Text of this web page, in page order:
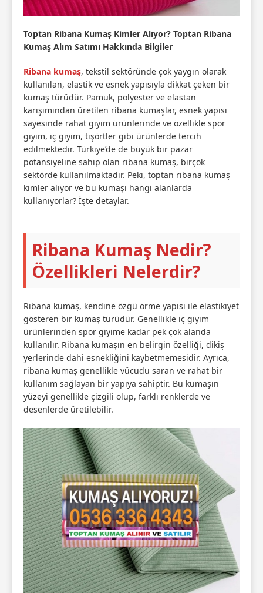
Toptan Ribana Kumaş Kimler Alıyor? Toptan Ribana
Kumaş Alım Satımı Hakkında Bilgiler
Ribana kumaş, tekstil sektöründe çok yaygın olarak
kullanılan, elastik ve esnek yapısıyla dikkat çeken bir
kumaş türüdür. Pamuk, polyester ve elastan
karışımından üretilen ribana kumaşlar, esnek yapısı
sayesinde rahat giyim ürünlerinde ve özellikle spor
giyim, iç giyim, tişörtler gibi ürünlerde tercih
edilmektedir. Türkiye’de de büyük bir pazar
potansiyeline sahip olan ribana kumaş, birçok
sektörde kullanılmaktadır. Peki, toptan ribana kumaş
kimler alıyor ve bu kumaşı hangi alanlarda
kullanıyorlar? İşte detaylar.
Ribana Kumaş Nedir?
Özellikleri Nelerdir?
Ribana kumaş, kendine özgü örme yapısı ile elastikiyet
gösteren bir kumaş türüdür. Genellikle iç giyim
ürünlerinden spor giyime kadar pek çok alanda
kullanılır. Ribana kumaşın en belirgin özelliği, dikiş
yerlerinde dahi esnekliğini kaybetmemesidir. Ayrıca,
ribana kumaş genellikle vücudu saran ve rahat bir
kullanım sağlayan bir yapıya sahiptir. Bu kumaşın
yüzeyi genellikle çizgili olup, farklı renklerde ve
desenlerde üretilebilir.